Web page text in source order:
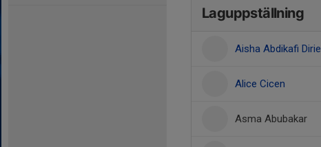
Laguppställning
Aisha Abdikafi Dirie
Alice Cicen
Asma Abubakar